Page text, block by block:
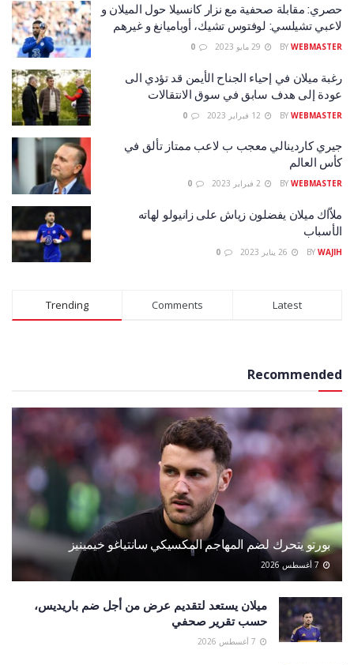
حصري: مقابلة صحفية مع نزار كانسيلا حول الميلان و
لاعبي تشيلسي: لوفتوس تشيك، أوباميانغ و غيرهم
BY WEBMASTER
رغبة ميلان في إحياء الجناح الأيمن قد تؤدي الى
عودة إلى هدف سابق في سوق الانتقالات
BY WEBMASTER
جيري كاردينالي معجب ب لاعب ممتاز تألق في
كأس العالم
BY WEBMASTER
ملاّاك ميلان يفضلون زياش على زانيولو لهاته
الأسباب
BY WAJIH
Trending Comments Latest
Recommended
بورتو يتحرك لضم المهاجم المكسيكي سانتياغو خيمينيز
ميلان يستعد لتقديم عرض من أجل ضم باريديس،
حسب تقرير صحفي